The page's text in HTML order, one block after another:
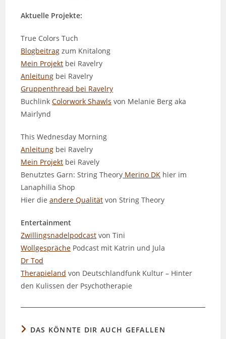
Aktuelle Projekte:
True Colors Tuch
Blogbeitrag zum Knitalong
Mein Projekt bei Ravelry
Anleitung bei Ravelry
Gruppenthread bei Ravelry
BuchlinkColorwork Shawls von Melanie Berg aka
Mairlynd
This Wednesday Morning
Anleitung bei Ravelry
Mein Projekt bei Ravely
Benutztes Garn: String Theory Merino DK hier im
Lanaphilia Shop
Hier dieandere Qualität von String Theory
Entertainment
Zwillingsnadelpodcast von Tini
Wollgespräche Podcast mit Katrin und Jula
Dr Tod
Therapieland von Deutschlandfunk Kultur – Hinter
den Kulissen der Psychotherapie
DAS KÖNNTE DIR AUCH GEFALLEN